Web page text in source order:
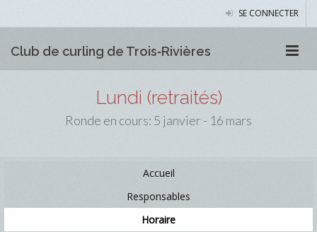
SE CONNECTER
Club de curling de Trois‑Rivières
Lundi (retraités)
Ronde en cours: 5 janvier - 16 mars
Accueil
Responsables
Horaire